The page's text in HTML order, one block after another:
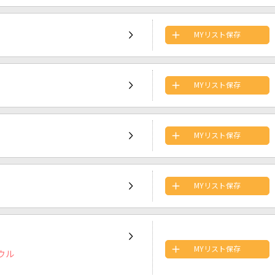
MYリスト保存
MYリスト保存
MYリスト保存
MYリスト保存
ル
MYリスト保存